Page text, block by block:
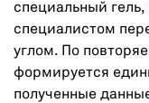
специальный
специалистом
углом. По
формируется
полученные